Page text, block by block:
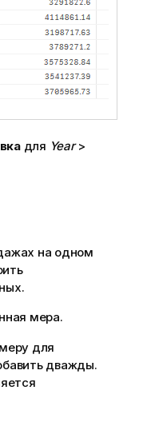
для Year>
на одном
мера.
для
дважды.